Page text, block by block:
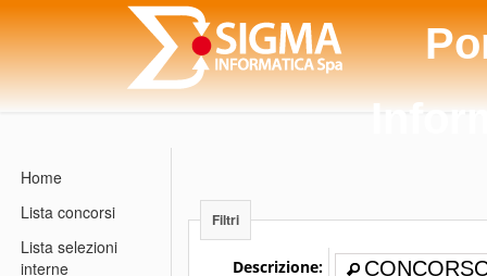
Home
Lista concorsi
Lista selezioni
interne
Filtri
Descrizione: